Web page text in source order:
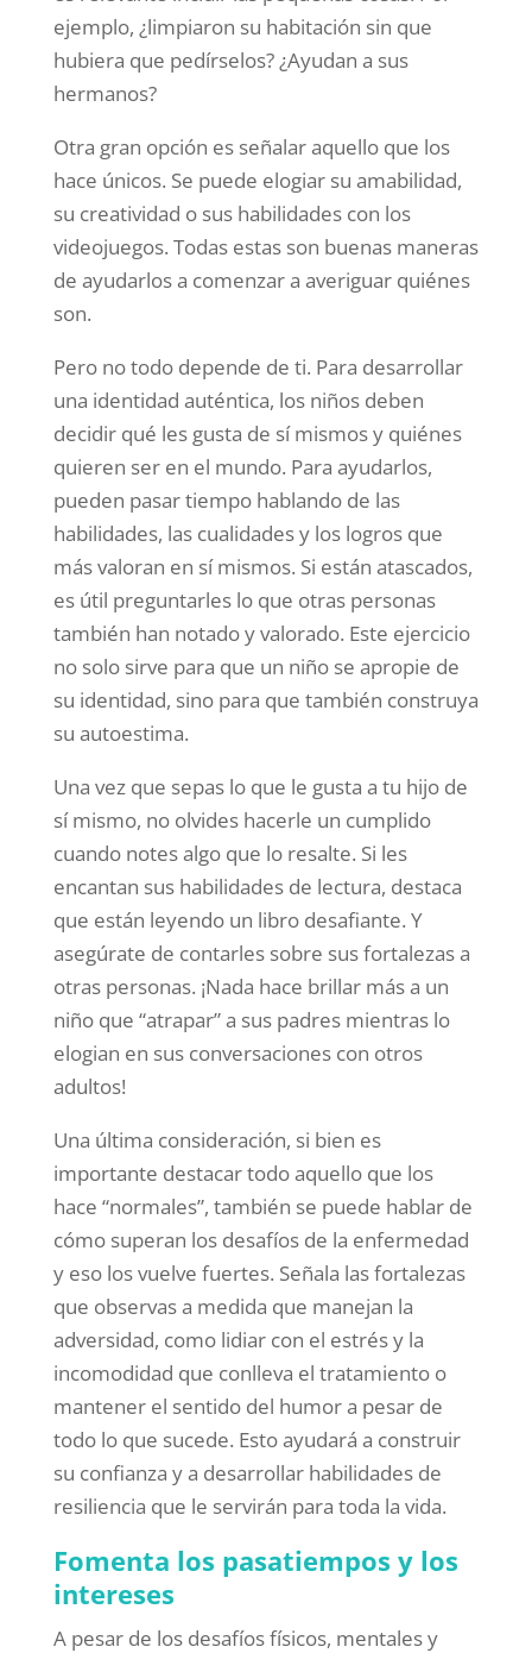
ejemplo, ¿limpiaron su habitación sin que
hubiera que pedírselos? ¿Ayudan a sus
hermanos?
Otra gran opción es señalar aquello que los
hace únicos. Se puede elogiar su amabilidad,
su creatividad o sus habilidades con los
videojuegos. Todas estas son buenas maneras
de ayudarlos a comenzar a averiguar quiénes
son.
Pero no todo depende de ti. Para desarrollar
una identidad auténtica, los niños deben
decidir qué les gusta de sí mismos y quiénes
quieren ser en el mundo. Para ayudarlos,
pueden pasar tiempo hablando de las
habilidades, las cualidades y los logros que
más valoran en sí mismos. Si están atascados,
es útil preguntarles lo que otras personas
también han notado y valorado. Este ejercicio
no solo sirve para que un niño se apropie de
su identidad, sino para que también construya
su autoestima.
Una vez que sepas lo que le gusta a tu hijo de
sí mismo, no olvides hacerle un cumplido
cuando notes algo que lo resalte. Si les
encantan sus habilidades de lectura, destaca
que están leyendo un libro desafiante. Y
asegúrate de contarles sobre sus fortalezas a
otras personas. ¡Nada hace brillar más a un
niño que “atrapar” a sus padres mientras lo
elogian en sus conversaciones con otros
adultos!
Una última consideración, si bien es
importante destacar todo aquello que los
hace “normales”, también se puede hablar de
cómo superan los desafíos de la enfermedad
y eso los vuelve fuertes. Señala las fortalezas
que observas a medida que manejan la
adversidad, como lidiar con el estrés y la
incomodidad que conlleva el tratamiento o
mantener el sentido del humor a pesar de
todo lo que sucede. Esto ayudará a construir
su confianza y a desarrollar habilidades de
resiliencia que le servirán para toda la vida.
Fomenta los pasatiempos y los
intereses
A pesar de los desafíos físicos, mentales y